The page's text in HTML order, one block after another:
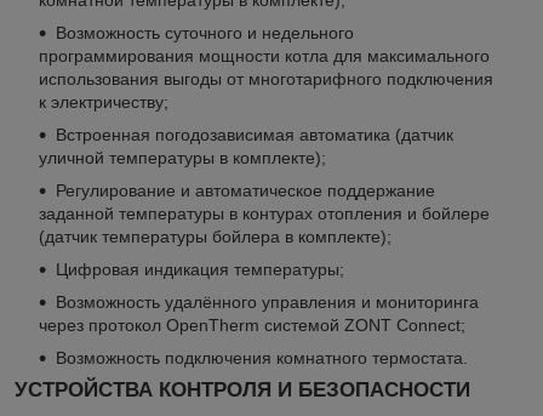
Возможность суточного и недельного
программирования мощности котла для максимального
использования выгоды от многотарифного подключения
к электричеству;
Встроенная погодозависимая автоматика (датчик
уличной температуры в комплекте);
Регулирование и автоматическое поддержание
заданной температуры в контурах отопления и бойлере
(датчик температуры бойлера в комплекте);
Цифровая индикация температуры;
Возможность удалённого управления и мониторинга
через протокол OpenTherm системой ZONT Connect;
Возможность подключения комнатного термостата.
УСТРОЙСТВА КОНТРОЛЯ И БЕЗОПАСНОСТИ